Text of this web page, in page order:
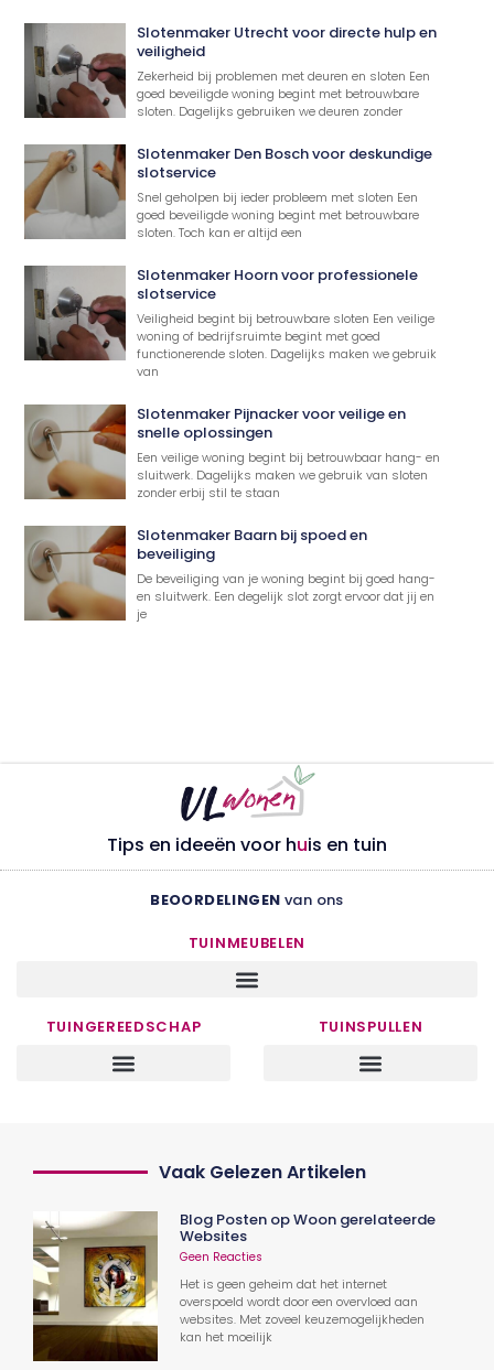
Slotenmaker Utrecht voor directe hulp en
veiligheid
Zekerheid bij problemen met deuren en sloten Een
goed beveiligde woning begint met betrouwbare
sloten. Dagelijks gebruiken we deuren zonder
Slotenmaker Den Bosch voor deskundige
slotservice
Snel geholpen bij ieder probleem met sloten Een
goed beveiligde woning begint met betrouwbare
sloten. Toch kan er altijd een
Slotenmaker Hoorn voor professionele
slotservice
Veiligheid begint bij betrouwbare sloten Een veilige
woning of bedrijfsruimte begint met goed
functionerende sloten. Dagelijks maken we gebruik
van
Slotenmaker Pijnacker voor veilige en
snelle oplossingen
Een veilige woning begint bij betrouwbaar hang- en
sluitwerk. Dagelijks maken we gebruik van sloten
zonder erbij stil te staan
Slotenmaker Baarn bij spoed en
beveiliging
De beveiliging van je woning begint bij goed hang-
en sluitwerk. Een degelijk slot zorgt ervoor dat jij en
je
Tips en ideeën voor huis en tuin
BEOORDELINGEN van ons
TUINMEUBELEN
TUINGEREEDSCHAP TUINSPULLEN
Vaak Gelezen Artikelen
Blog Posten op Woon gerelateerde
Websites
Geen Reacties
Het is geen geheim dat het internet
overspoeld wordt door een overvloed aan
websites. Met zoveel keuzemogelijkheden
kan het moeilijk